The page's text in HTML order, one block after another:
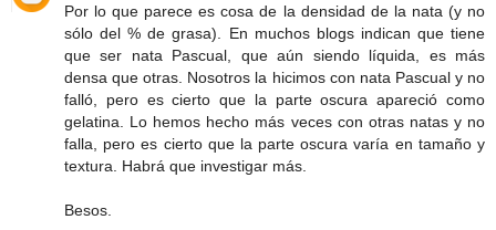
Por lo que parece es cosa de la densidad de la nata (y no
sólo del % de grasa). En muchos blogs indican que tiene
que ser nata Pascual, que aún siendo líquida, es más
densa que otras. Nosotros la hicimos con nata Pascual y no
falló, pero es cierto que la parte oscura apareció como
gelatina. Lo hemos hecho más veces con otras natas y no
falla, pero es cierto que la parte oscura varía en tamaño y
textura. Habrá que investigar más.
Besos.